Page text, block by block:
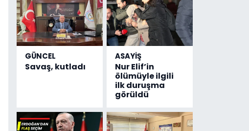
GÜNCEL
Savaş, kutladı
ASAYİŞ
Nur Elif’in
ölümüyle ilgili
ilk duruşma
görüldü